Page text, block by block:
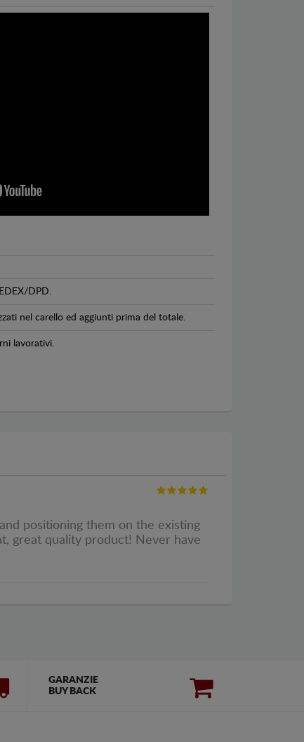
DPD.
nel carello ed aggiunti prima del totale.
lavorativi.
positioning them on the existing
great quality product! Never have
GARANZIE
BUY BACK